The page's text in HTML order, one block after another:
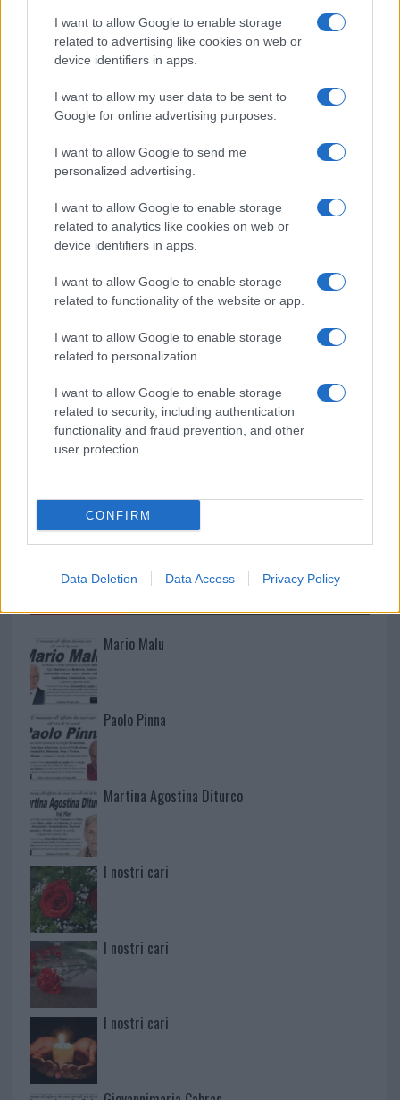
I want to allow Google to enable storage
related to advertising like cookies on web or
device identifiers in apps.
I want to allow my user data to be sent to
Google for online advertising purposes.
I want to allow Google to send me
personalized advertising.
I want to allow Google to enable storage
related to analytics like cookies on web or
device identifiers in apps.
I want to allow Google to enable storage
related to functionality of the website or app.
I want to allow Google to enable storage
related to personalization.
I want to allow Google to enable storage
related to security, including authentication
functionality and fraud prevention, and other
user protection.
CONFIRM
Data Deletion Data Access Privacy Policy
Le previsioni meteo per il weekend a Olbia e in
Gallura
Michelle Hunziker in Gallura, bella anche dal
accoglienza minori chiude
esplode la protesta
Pausa caffè impeccabile: come scegliere la
soluzione ideale per la casa e l’ufficio
NECROLOGIE
Mario Malu
Paolo Pinna
Martina Agostina Diturco
I nostri cari
I nostri cari
I nostri cari